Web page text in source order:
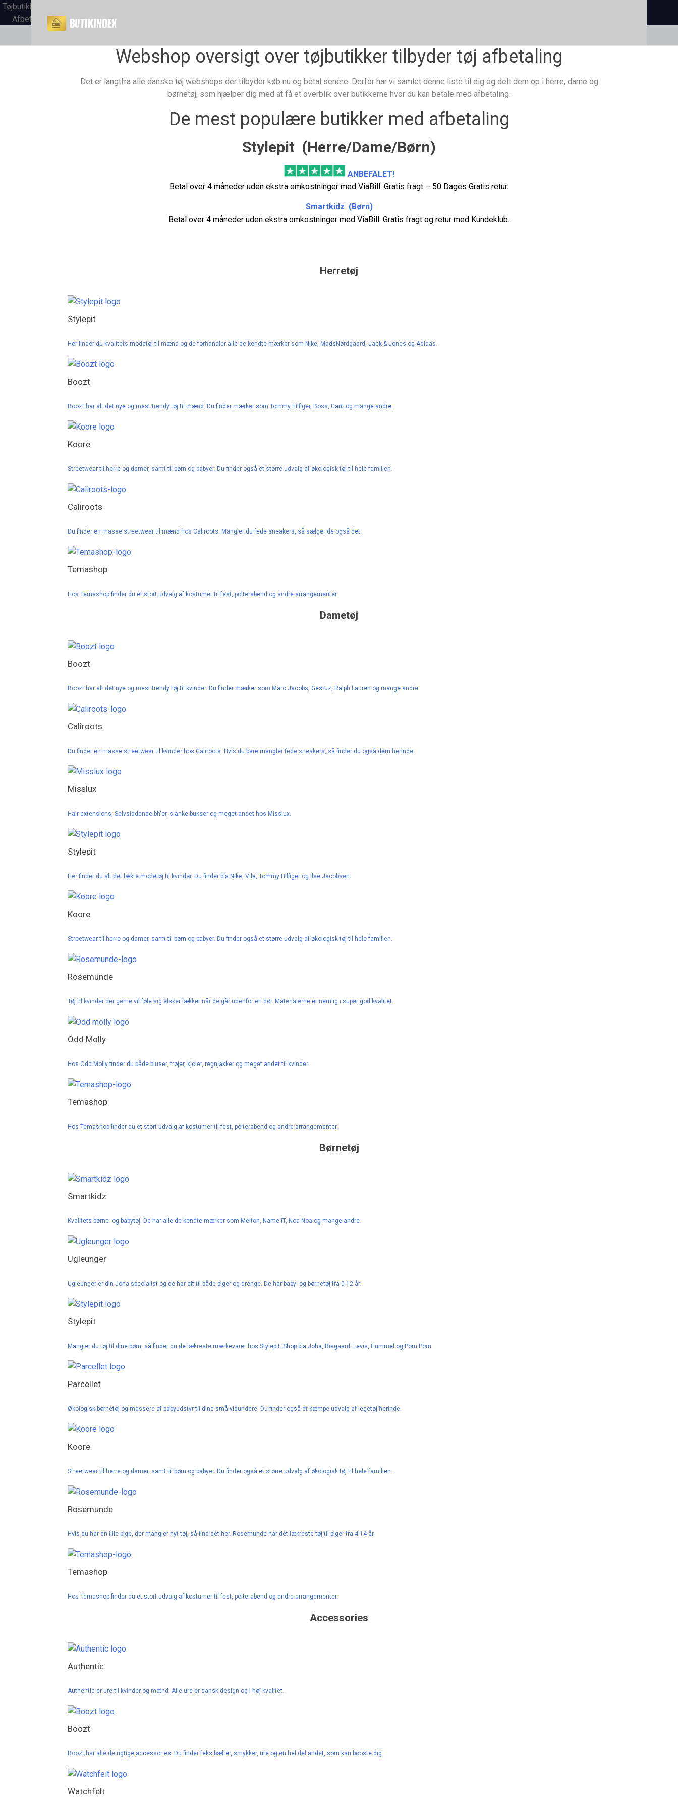
Tøjbutikker med
Afbetaling
Webshop oversigt over tøjbutikker tilbyder tøj afbetaling
Det er langtfra alle danske tøj webshops der tilbyder køb nu og betal senere. Derfor har vi samlet denne liste til dig og delt dem op i herre, dame og
børnetøj, som hjælper dig med at få et overblik over butikkerne hvor du kan betale med afbetaling.
De mest populære butikker med afbetaling
Stylepit (Herre/Dame/Børn)
ANBEFALET!
Betal over 4 måneder uden ekstra omkostninger med ViaBill. Gratis fragt – 50 Dages Gratis retur.
Smartkidz (Børn)
Betal over 4 måneder uden ekstra omkostninger med ViaBill. Gratis fragt og retur med Kundeklub.
Herretøj
Stylepit
Her finder du kvalitets modetøj til mænd og de forhandler alle de kendte mærker som Nike, MadsNørdgaard, Jack & Jones og Adidas.
Boozt
Boozt har alt det nye og mest trendy tøj til mænd. Du finder mærker som Tommy hilfiger, Boss, Gant og mange andre.
Koore
Streetwear til herre og damer, samt til børn og babyer. Du finder også et større udvalg af økologisk tøj til hele familien.
Caliroots
Du finder en masse streetwear til mænd hos Caliroots. Mangler du fede sneakers, så sælger de også det.
Temashop
Hos Temashop finder du et stort udvalg af kostumer til fest, polterabend og andre arrangementer.
Dametøj
Boozt
Boozt har alt det nye og mest trendy tøj til kvinder. Du finder mærker som Marc Jacobs, Gestuz, Ralph Lauren og mange andre.
Caliroots
Du finder en masse streetwear til kvinder hos Caliroots. Hvis du bare mangler fede sneakers, så finder du også dem herinde.
Misslux
Hair extensions, Selvsiddende bh'er, slanke bukser og meget andet hos Misslux.
Stylepit
Her finder du alt det lækre modetøj til kvinder. Du finder bla Nike, Vila, Tommy Hilfiger og Ilse Jacobsen.
Koore
Streetwear til herre og damer, samt til børn og babyer. Du finder også et større udvalg af økologisk tøj til hele familien.
Rosemunde
Tøj til kvinder der gerne vil føle sig elsker lækker når de går udenfor en dør. Materialerne er nemlig i super god kvalitet.
Odd Molly
Hos Odd Molly finder du både bluser, trøjer, kjoler, regnjakker og meget andet til kvinder.
Temashop
Hos Temashop finder du et stort udvalg af kostumer til fest, polterabend og andre arrangementer.
Børnetøj
Smartkidz
Kvalitets børne- og babytøj. De har alle de kendte mærker som Melton, Name IT, Noa Noa og mange andre.
Ugleunger
Ugleunger er din Joha specialist og de har alt til både piger og drenge. De har baby- og børnetøj fra 0-12 år.
Stylepit
Mangler du tøj til dine børn, så finder du de lækreste mærkevarer hos Stylepit. Shop bla Joha, Bisgaard, Levis, Hummel og Pom Pom
Parcellet
Økologisk børnetøj og massere af babyudstyr til dine små vidundere. Du finder også et kæmpe udvalg af legetøj herinde.
Koore
Streetwear til herre og damer, samt til børn og babyer. Du finder også et større udvalg af økologisk tøj til hele familien.
Rosemunde
Hvis du har en lille pige, der mangler nyt tøj, så find det her. Rosemunde har det lækreste tøj til piger fra 4-14 år.
Temashop
Hos Temashop finder du et stort udvalg af kostumer til fest, polterabend og andre arrangementer.
Accessories
Authentic
Authentic er ure til kvinder og mænd. Alle ure er dansk design og i høj kvalitet.
Boozt
Boozt har alle de rigtige accessories. Du finder feks bælter, smykker, ure og en hel del andet, som kan booste dig.
Watchfelt